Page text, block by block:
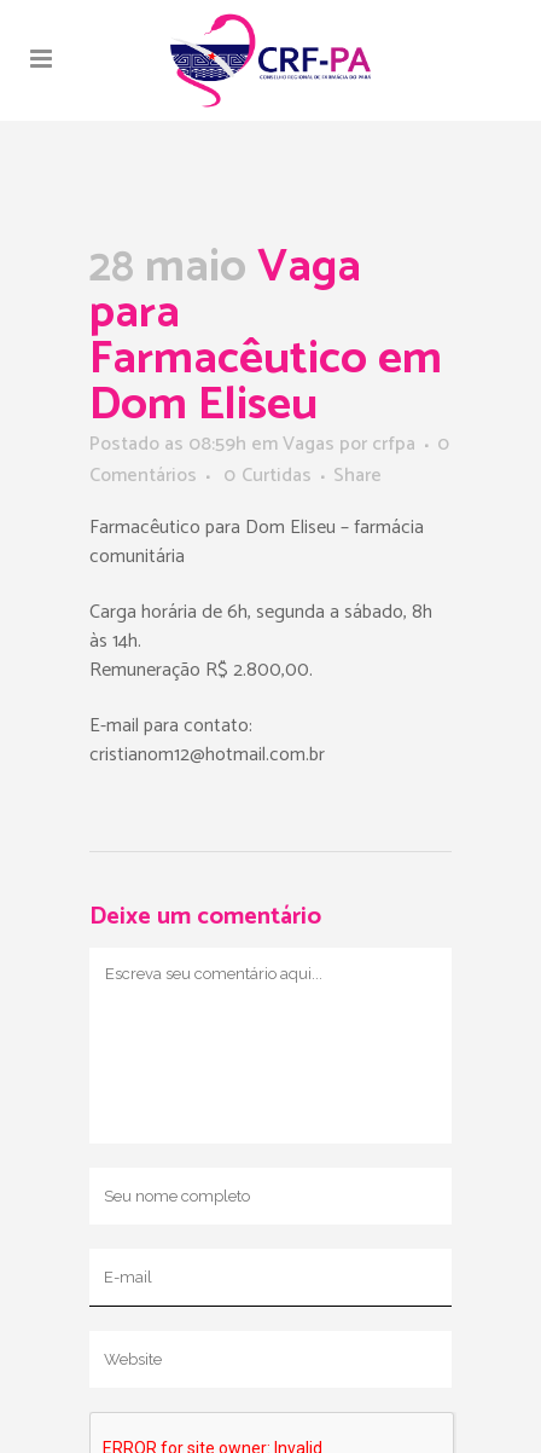
28 maioVaga
para
Farmacêutico em
Dom Eliseu
Postado as 08:59h emVagas porcrfpa
0
Comentários
0 Curtidas
Share
Farmacêutico para Dom Eliseu – farmácia
comunitária
Carga horária de 6h, segunda a sábado, 8h
às 14h.
Remuneração R$ 2.800,00.
E-mail para contato:
cristianom12@hotmail.com.br
Deixe um comentário